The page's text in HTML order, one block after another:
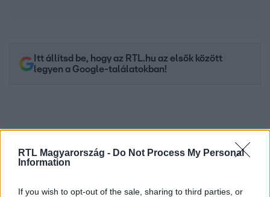
RTL Magyarország - Do Not Process My Personal
Information
If you wish to opt-out of the sale, sharing to third parties, or
Itt állítsd be, hogy az RTL.hu az elsők között
legyen a Google-találatokban!